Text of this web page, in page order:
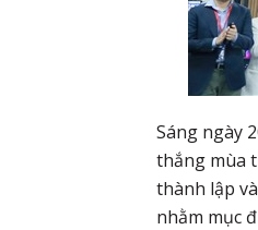
Sáng ngày
thắng mùa
thành lập
nhằm mục